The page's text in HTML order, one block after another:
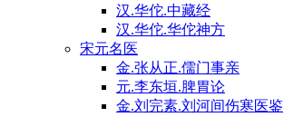
汉.华佗.中藏经
汉.华佗.华佗神方
宋元名医
金.张从正.儒门事亲
元.李东垣.脾胃论
金.刘完素.刘河间伤寒医鉴